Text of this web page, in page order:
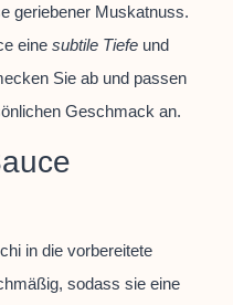
geriebener Muskatnuss.
eine subtile Tiefe und
Sie ab und passen
Geschmack an.
in die vorbereitete
sodass sie eine